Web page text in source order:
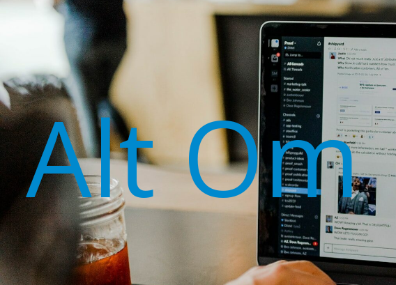
Alt